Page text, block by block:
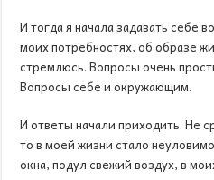
И тогда я начала задавать себе
моих потребностях, об образе
стремлюсь. Вопросы очень
Вопросы себе и окружающим.
И ответы начали приходить. Не
то в моей жизни стало
окна, подул свежий воздух, в